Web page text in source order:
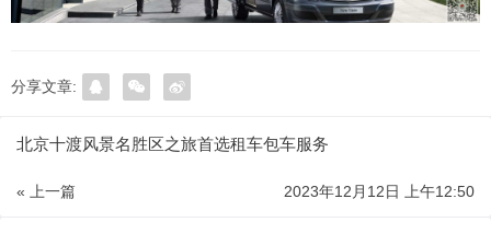
分享文章:
北京十渡风景名胜区之旅首选租车包车服务
« 上一篇 2023年12月12日 上午12:50